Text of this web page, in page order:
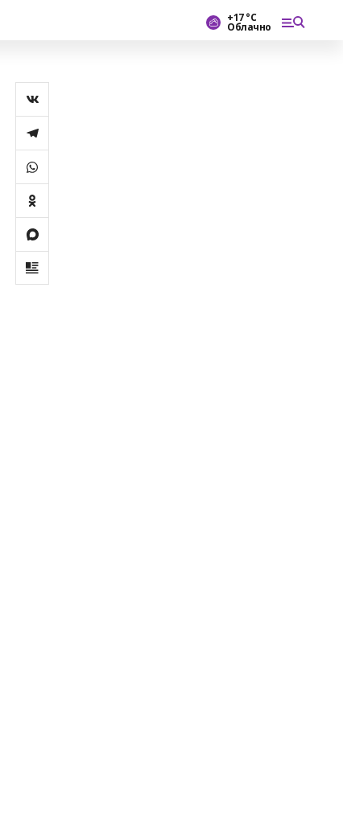
+17 °С
Облачно